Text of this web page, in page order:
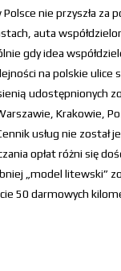
Polsce nie przyszła
auta
gdy idea
na polskie
udostępnionych
Krakowie,
usług nie
opłat różni się
„model litewski”
50 darmowych